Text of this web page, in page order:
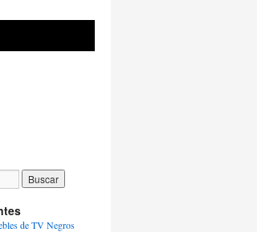
de TV Negros